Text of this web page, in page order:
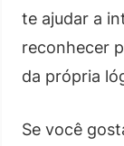
te ajudar a
reconhecer
da própria
Se você